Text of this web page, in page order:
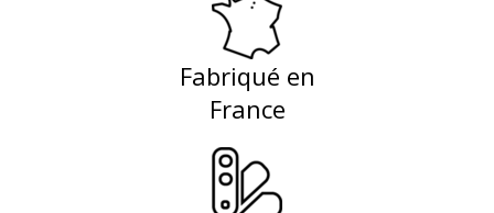
Fabriqué en
France